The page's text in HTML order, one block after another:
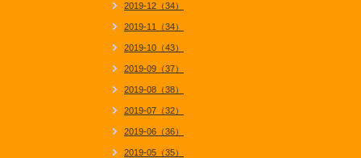
2019-12（34）
2019-11（34）
2019-10（43）
2019-09（37）
2019-08（38）
2019-07（32）
2019-06（36）
2019-05（35）